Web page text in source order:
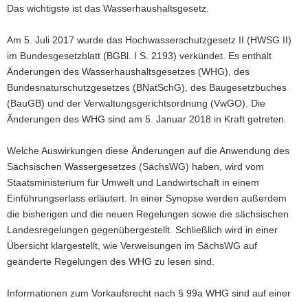
a
i
g
a
t
i
o
Das wichtigste ist das Wasserhaushaltsgesetz.
Am 5. Juli 2017 wurde das Hochwasserschutzgesetz II (HWSG II)
im Bundesgesetzblatt (BGBl. I S. 2193) verkündet. Es enthält
Änderungen des Wasserhaushaltsgesetzes (WHG), des
Bundesnaturschutzgesetzes (BNatSchG), des Baugesetzbuches
(BauGB) und der Verwaltungsgerichtsordnung (VwGO). Die
Änderungen des WHG sind am 5. Januar 2018 in Kraft getreten.
Welche Auswirkungen diese Änderungen auf die Anwendung des
Sächsischen Wassergesetzes (SächsWG) haben, wird vom
Staatsministerium für Umwelt und Landwirtschaft in einem
Einführungserlass erläutert. In einer Synopse werden außerdem
die bisherigen und die neuen Regelungen sowie die sächsischen
Landesregelungen gegenübergestellt. Schließlich wird in einer
Übersicht klargestellt, wie Verweisungen im SächsWG auf
geänderte Regelungen des WHG zu lesen sind.
Informationen zum Vorkaufsrecht nach § 99a WHG sind auf einer